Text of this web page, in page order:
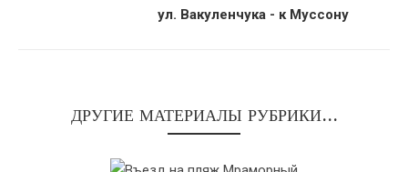
ул. Вакуленчука - к Муссону
ДРУГИЕ МАТЕРИАЛЫ РУБРИКИ...